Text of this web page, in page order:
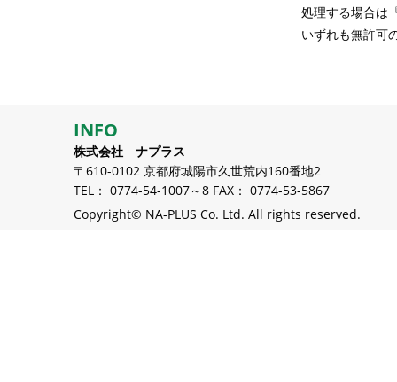
処理する場合は
いずれも無許可
INFO
株式会社 ナプラス
〒610-0102 京都府城陽市久世荒内160番地2
TEL： 0774-54-1007～8 FAX： 0774-53-5867
Copyright© NA-PLUS Co. Ltd. All rights reserved.